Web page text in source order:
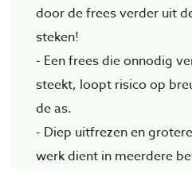
door de frees verder uit
steken!
- Een frees die onnodig
steekt, loopt risico op
de as.
- Diep uitfrezen en
werk dient in meerdere